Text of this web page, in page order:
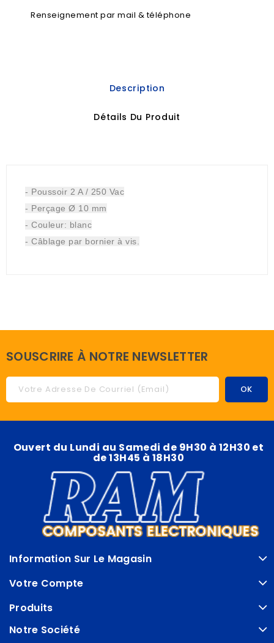
Renseignement par mail & téléphone
Description
Détails Du Produit
- Poussoir 2 A / 250 Vac
- Perçage Ø 10 mm
- Couleur: blanc
- Câblage par bornier à vis.
SOUSCRIRE À NOTRE NEWSLETTER
Ouvert du Lundi au Samedi de 9H30 à 12H30 et
de 13H45 à 18H30
Information Sur Le Magasin
Votre Compte
Produits
Notre Société